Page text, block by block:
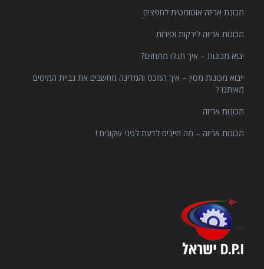
מכונת אריזה אוטומטית לחפצים
מכונות אריזה לירקות ופירות
יבוא מכונות – איך תגלו מתחזים?
ייבוא מכונות מסין – איך המכס והמדינה מחשבים את גביית המיסים
מאיתנו ?
מכונות אריזה
מכונות אריזה – מה חייבים לדעת לפני שקונים !